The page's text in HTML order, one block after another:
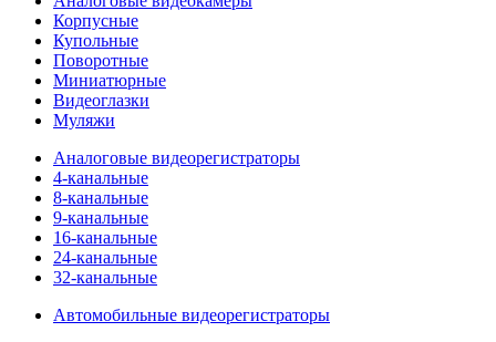
Корпусные
Купольные
Поворотные
Миниатюрные
Видеоглазки
Муляжи
Аналоговые видеорегистраторы
4-канальные
8-канальные
9-канальные
16-канальные
24-канальные
32-канальные
Автомобильные видеорегистраторы